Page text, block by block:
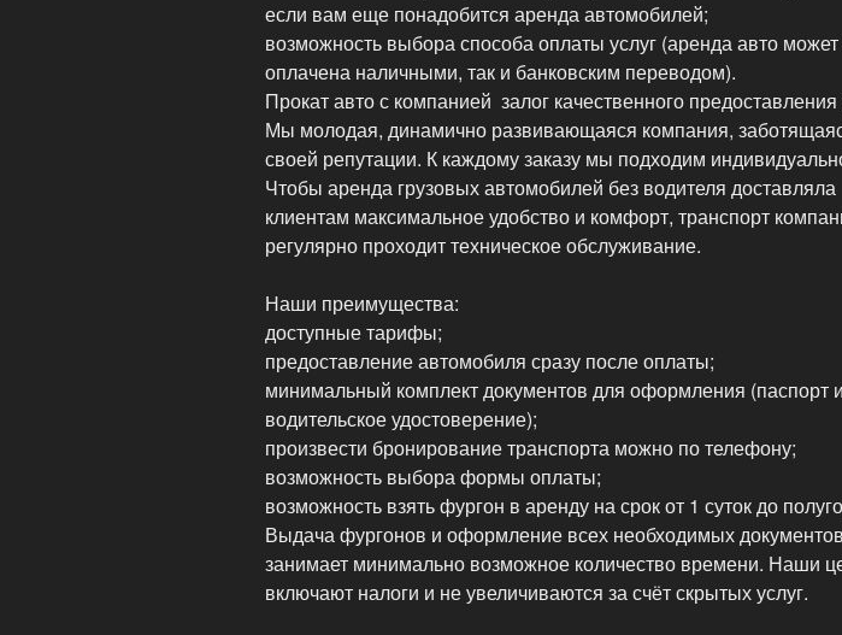
если вам еще понадобится аренда автомобилей;
возможность выбора способа оплаты услуг (аренда авто
оплачена наличными, так и банковским переводом).
Прокат авто с компанией залог качественного предоставления
Мы молодая, динамично развивающаяся компания,
своей репутации. К каждому заказу мы подходим
Чтобы аренда грузовых автомобилей без водителя доставляла
клиентам максимальное удобство и комфорт, транспорт
регулярно проходит техническое обслуживание.
Наши преимущества:
доступные тарифы;
предоставление автомобиля сразу после оплаты;
минимальный комплект документов для оформления (паспорт и
водительское удостоверение);
произвести бронирование транспорта можно по телефону;
возможность выбора формы оплаты;
возможность взять фургон в аренду на срок от 1 суток до
Выдача фургонов и оформление всех необходимых документов
занимает минимально возможное количество времени. Наши
включают налоги и не увеличиваются за счёт скрытых услуг.